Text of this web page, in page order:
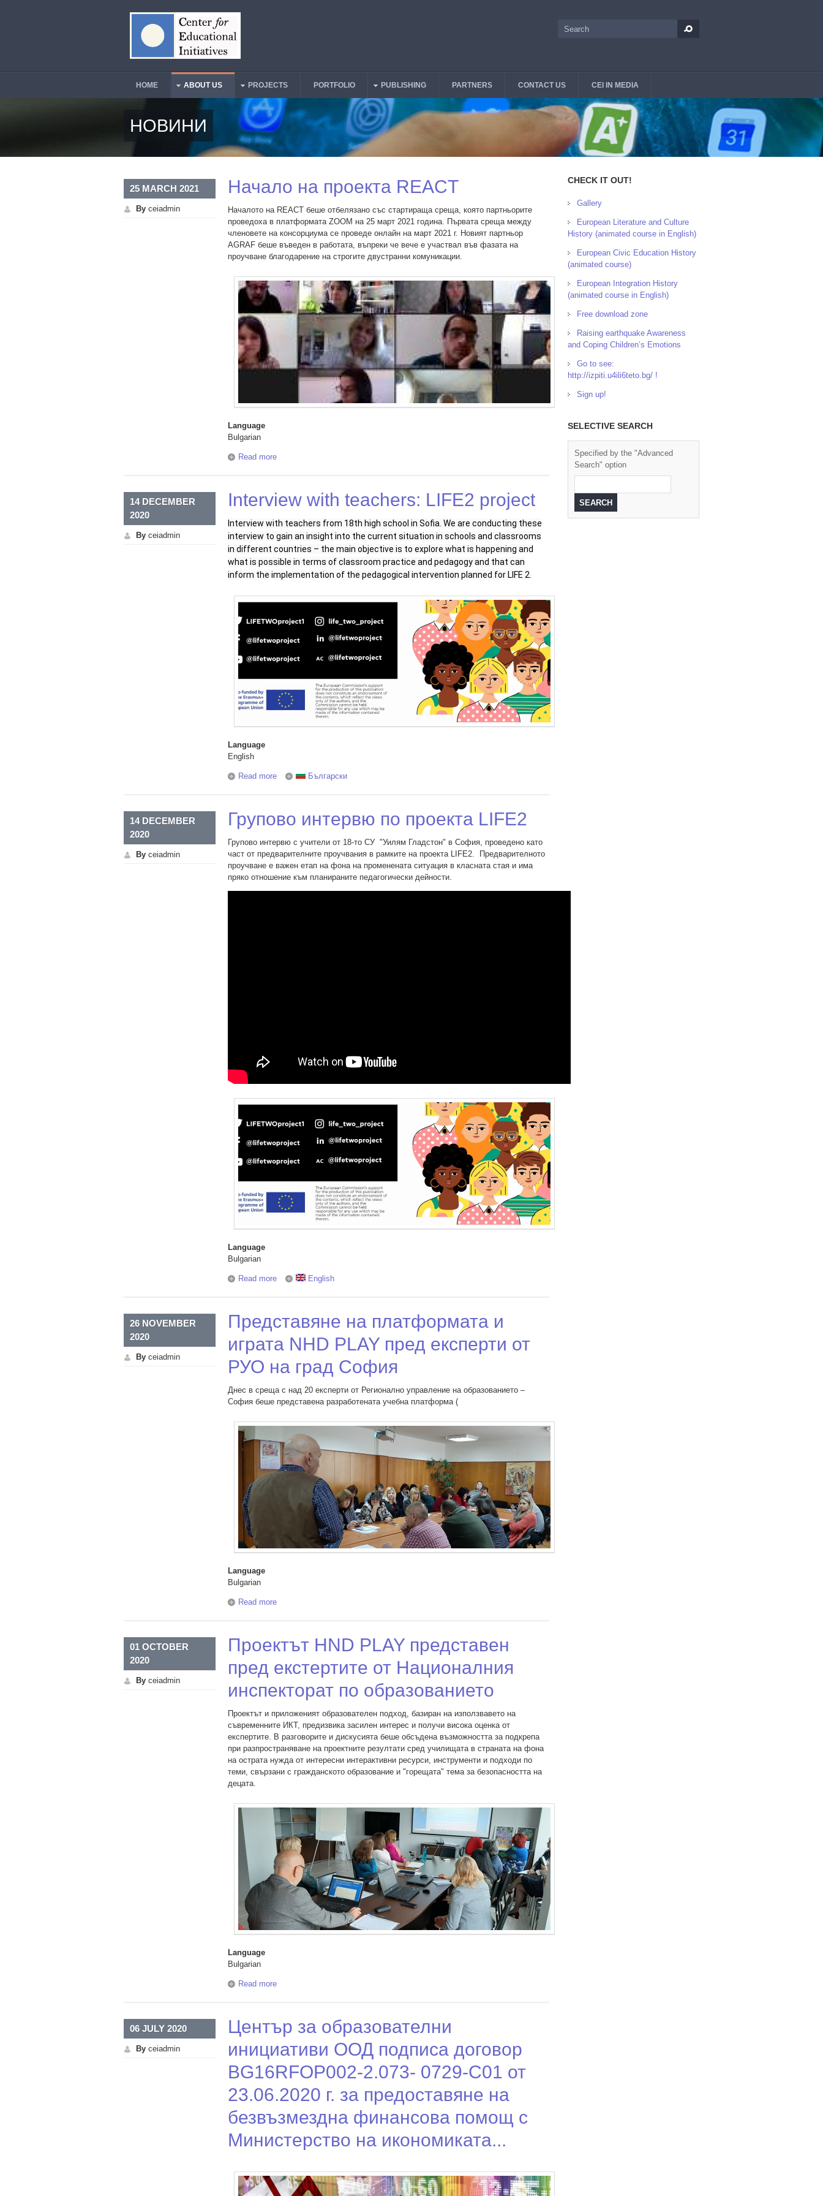
Search
Main Menu
HOME ABOUT US PROJECTS PORTFOLIO PUBLISHING PARTNERS CONTACT US CEI IN MEDIA
НОВИНИ
25 MARCH 2021
By ceiadmin
Начало на проекта REACT
Началото на REACT беше отбелязано със стартираща среща, която партньорите
проведоха в платформата ZOOM на 25 март 2021 година. Първата среща между
членовете на консорциума се проведе онлайн на март 2021 г. Новият партньор
AGRAF беше въведен в работата, въпреки че вече е участвал във фазата на
проучване благодарение на строгите двустранни комуникации.
Language
Bulgarian
Read more
14 DECEMBER
2020
By ceiadmin
Interview with teachers: LIFE2 project
Interview with teachers from 18th high school in Sofia. We are conducting these
interview to gain an insight into the current situation in schools and classrooms
in different countries – the main objective is to explore what is happening and
what is possible in terms of classroom practice and pedagogy and that can
inform the implementation of the pedagogical intervention planned for LIFE 2.
Language
English
Read more about Interview with teachers: LIFE2 project
Български
14 DECEMBER
2020
By ceiadmin
Групово интервю по проектa LIFE2
Групово интервю с учители от 18-то СУ "Уилям Гладстон" в София, проведено като
част от предварителните проучвания в рамките на проекта LIFE2. Предварителното
проучване е важен етап на фона на променената ситуация в класната стая и има
пряко отношение към планираните педагогически дейности.
Language
Bulgarian
Read more about Групово интервю по проектa LIFE2
English
26 NOVEMBER
2020
By ceiadmin
Представяне на платформата и
играта NHD PLAY пред експерти от
РУО на град София
Днес в среща с над 20 експерти от Регионално управление на образованието –
София беше представена разработената учебна платформа (
Language
Bulgarian
Read more
01 OCTOBER
2020
By ceiadmin
Проектът HND PLAY представен
пред екстертите от Националния
инспекторат по образованието
Проектът и приложеният образователен подход, базиран на използвавето на
съвременните ИКТ, предизвика засилен интерес и получи висока оценка от
експертите. В разговорите и дискусията беше обсъдена възможността за подкрепа
при разпространяване на проектните резултати сред училищата в страната на фона
на острата нужда от интересни интерактивни ресурси, инструменти и подходи по
теми, свързани с гражданското образование и "горещата" тема за безопасността на
децата.
Language
Bulgarian
Read more
06 JULY 2020
By ceiadmin
Център за образователни
инициативи ООД подписа договор
BG16RFOP002-2.073- 0729-C01 от
23.06.2020 г. за предоставяне на
безвъзмездна финансова помощ с
Министерство на икономиката...
CHECK IT OUT!
Gallery
European Literature and Culture
History (animated course in English)
European Civic Education History
(animated course)
European Integration History
(animated course in English)
Free download zone
Raising earthquake Awareness
and Coping Children’s Emotions
Go to see:
http://izpiti.u4ili6teto.bg/ !
Sign up!
SELECTIVE SEARCH
Specified by the "Advanced
Search" option